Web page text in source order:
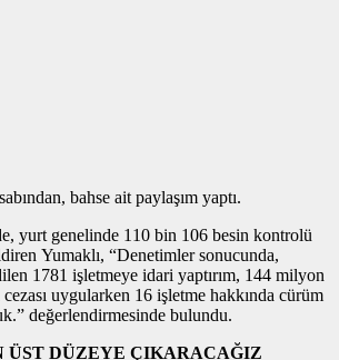
bahse ait paylaşım yaptı.
yurt genelinde 110 bin 106 besin kontrolü
Yumaklı, “Denetimler sonucunda,
1781 işletmeye idari yaptırım, 144 milyon
uygularken 16 işletme hakkında cürüm
değerlendirmesinde bulundu.
ÜST DÜZEYE ÇIKARACAĞIZ